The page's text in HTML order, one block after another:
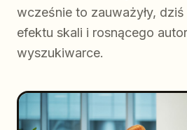
wcześnie to zauważyły,
efektu skali i rosnącego
wyszukiwarce.